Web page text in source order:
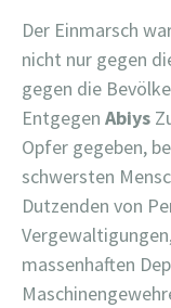
Der Einmarsch
nicht nur gegen
gegen die
Entgegen Abiys
Opfer gegeben,
schwersten
Dutzenden von
massenhaften